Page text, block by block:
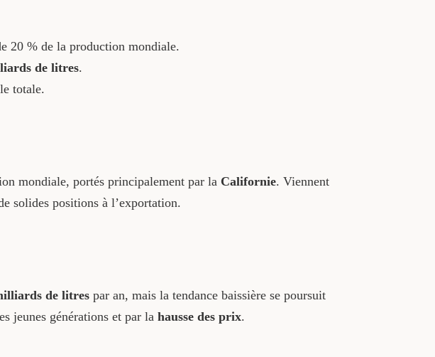
20 % de la production mondiale.
de litres.
totale.
mondiale, portés principalement par la Californie. Viennent
solides positions à l’exportation.
de litrespar an, mais la tendance baissière se poursuit
jeunes générations et par la hausse des prix.